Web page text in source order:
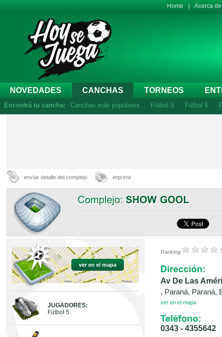
Home Acerca
NOVEDADES CANCHAS TORNEOS
Encontrá tu cancha: Canchas más populares Fútbol 5 Fútbol 6
envíar detalle del complejo imprimir
ver en el mapa
JUGADORES:
Fútbol 5.
Ranking
Av De Las
, Paraná, Paraná,
ver en el mapa
0343 - 4355642